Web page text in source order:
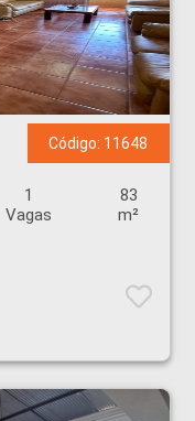
Código: 11648
1
Vagas
83
m²